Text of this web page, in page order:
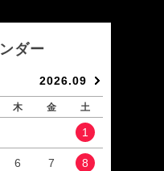
ダー
2026.09
木 金 土
1
6 7 8